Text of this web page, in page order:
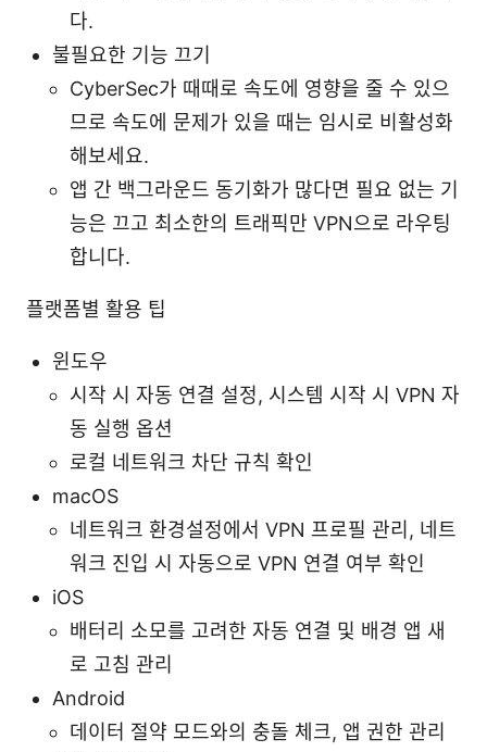
다.
불필요한 기능 끄기
CyberSec가 때때로 속도에 영향을 줄 수 있으
므로 속도에 문제가 있을 때는 임시로 비활성화
해보세요.
앱 간 백그라운드 동기화가 많다면 필요 없는 기
능은 끄고 최소한의 트래픽만 VPN으로 라우팅
합니다.
플랫폼별 활용 팁
윈도우
시작 시 자동 연결 설정, 시스템 시작 시 VPN 자
동 실행 옵션
로컬 네트워크 차단 규칙 확인
macOS
네트워크 환경설정에서 VPN 프로필 관리, 네트
워크 진입 시 자동으로 VPN 연결 여부 확인
iOS
배터리 소모를 고려한 자동 연결 및 배경 앱 새
로 고침 관리
Android
데이터 절약 모드와의 충돌 체크, 앱 권한 관리